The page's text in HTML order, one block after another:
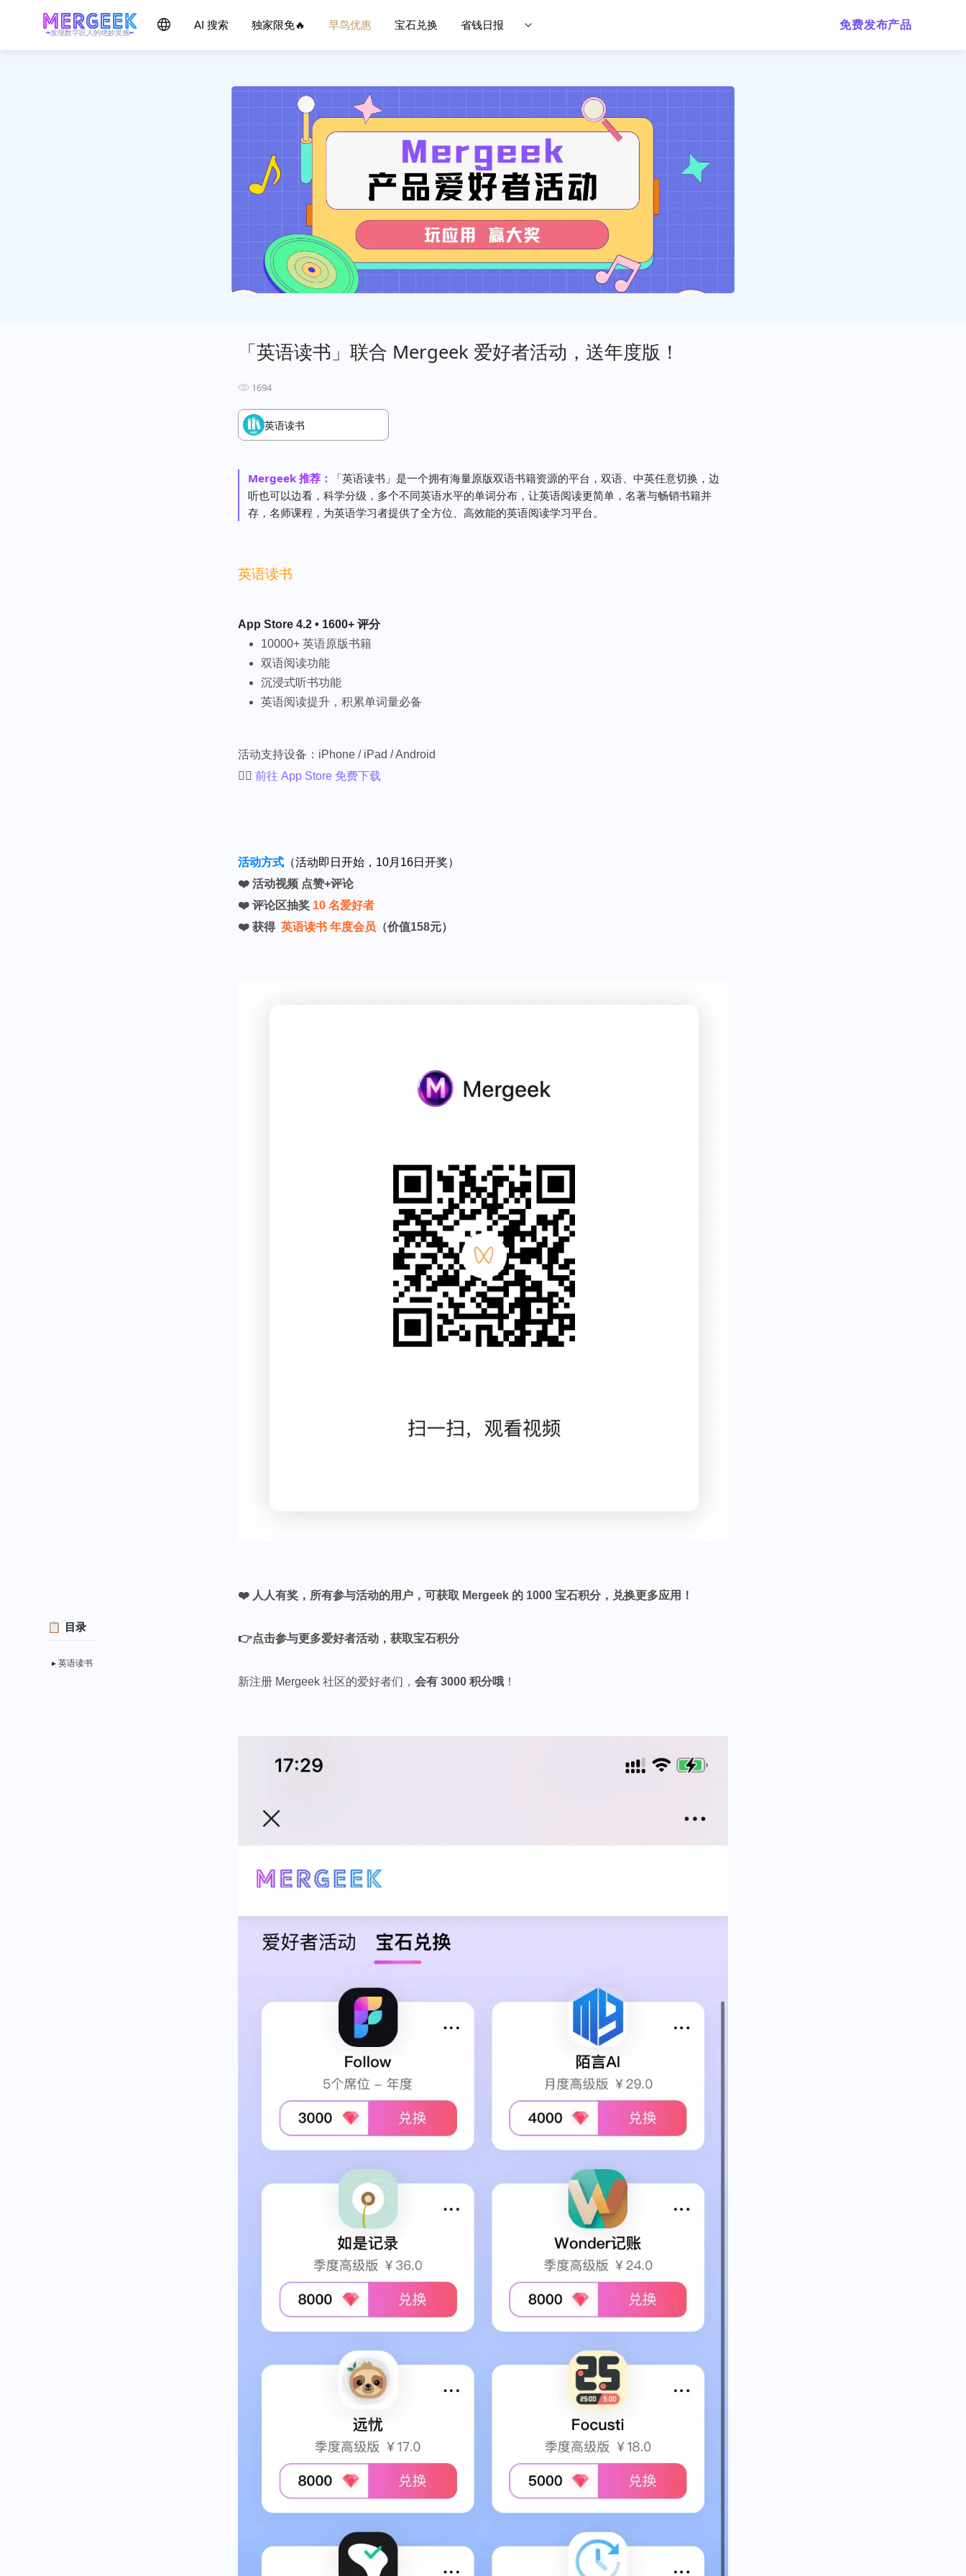
发现数字匠人的绝妙灵感
AI 搜索 独家限免🔥 早鸟优惠 宝石兑换 省钱日报 免费发布产品
目录
英语读书
「英语读书」联合 Mergeek 爱好者活动，送年度版！
1694
英语读书
Mergeek 推荐：
「英语读书」是一个拥有海量原版双语书籍资源的平台，双语、中英任意切换，边
听也可以边看，科学分级，多个不同英语水平的单词分布，让英语阅读更简单，名著与畅销书籍并
存，名师课程，为英语学习者提供了全方位、高效能的英语阅读学习平台。
英语读书
App Store 4.2• 1600+ 评分
10000+ 英语原版书籍
双语阅读功能
沉浸式听书功能
英语阅读提升，积累单词量必备
活动支持设备：iPhone / iPad / Android
👉🏻 前往 App Store 免费下载
活动方式（活动即日开始，10月16日开奖）
❤️ 活动视频 点赞+评论
❤️ 评论区抽奖 10 名爱好者
❤️ 获得 英语读书 年度会员 （价值158元）
❤️ 人人有奖，所有参与活动的用户，可获取 Mergeek 的 1000 宝石积分，兑换更多应用！
👉点击参与更多爱好者活动，获取宝石积分
新注册 Mergeek 社区的爱好者们， 会有 3000 积分哦！